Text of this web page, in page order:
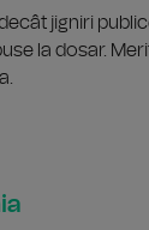
jigniri
la dosar.